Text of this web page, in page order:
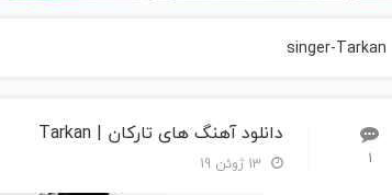
singer-Tarkan
1
دانلود آهنگ های تارکان | Tarkan